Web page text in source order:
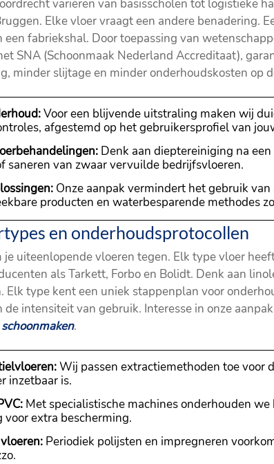
variëren van basisscholen tot logistieke
Elke vloer vraagt een andere
een fabriekshal. Door toepassing van
SNA (Schoonmaak Nederland Accreditaat),
minder slijtage en minder onderhoudskosten op
Voor een blijvende uitstraling maken wij
afgestemd op het gebruikersprofiel van
Denk aan dieptereiniging na
saneren van zwaar vervuilde bedrijfsvloeren.
Onze aanpak vermindert het gebruik
producten en waterbesparende methodes
en onderhoudsprotocollen
je uiteenlopende vloeren tegen. Elk type vloer
als Tarkett, Forbo en Bolidt. Denk aan
Elk type kent een uniek stappenplan voor
intensiteit van gebruik. Interesse in onze
.
Wij passen extractiemethoden toe voor
inzetbaar is.
Met specialistische machines onderhouden
voor extra bescherming.
Periodiek polijsten en impregneren